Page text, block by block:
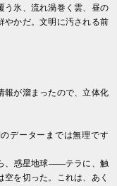
う氷、流れ渦巻く雲、昼の
かだ。文明に汚される前
報が溜まったので、立体化
データーまでは無理です
、惑星地球――テラに、触
を切った。これは、あく